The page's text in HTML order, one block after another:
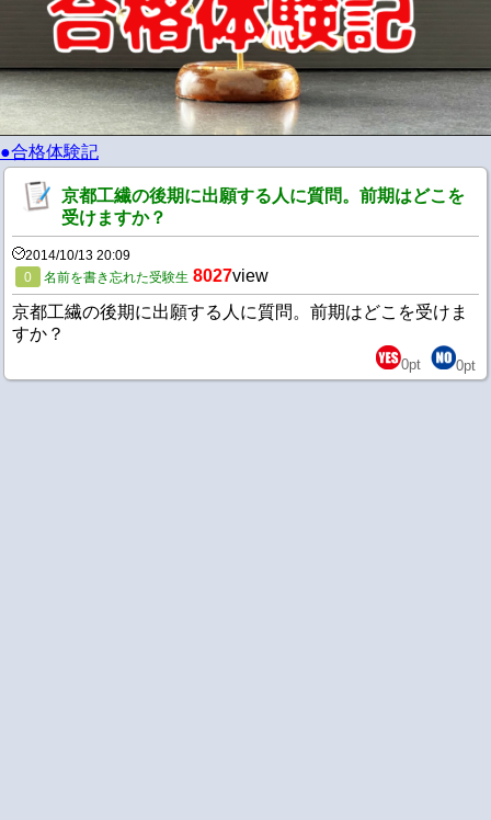
●合格体験記
京都工繊の後期に出願する人に質問。前期はどこを
受けますか？
2014/10/13 20:09
0
名前を書き忘れた受験生 8027view
京都工繊の後期に出願する人に質問。前期はどこを受けま
すか？
0pt 0pt